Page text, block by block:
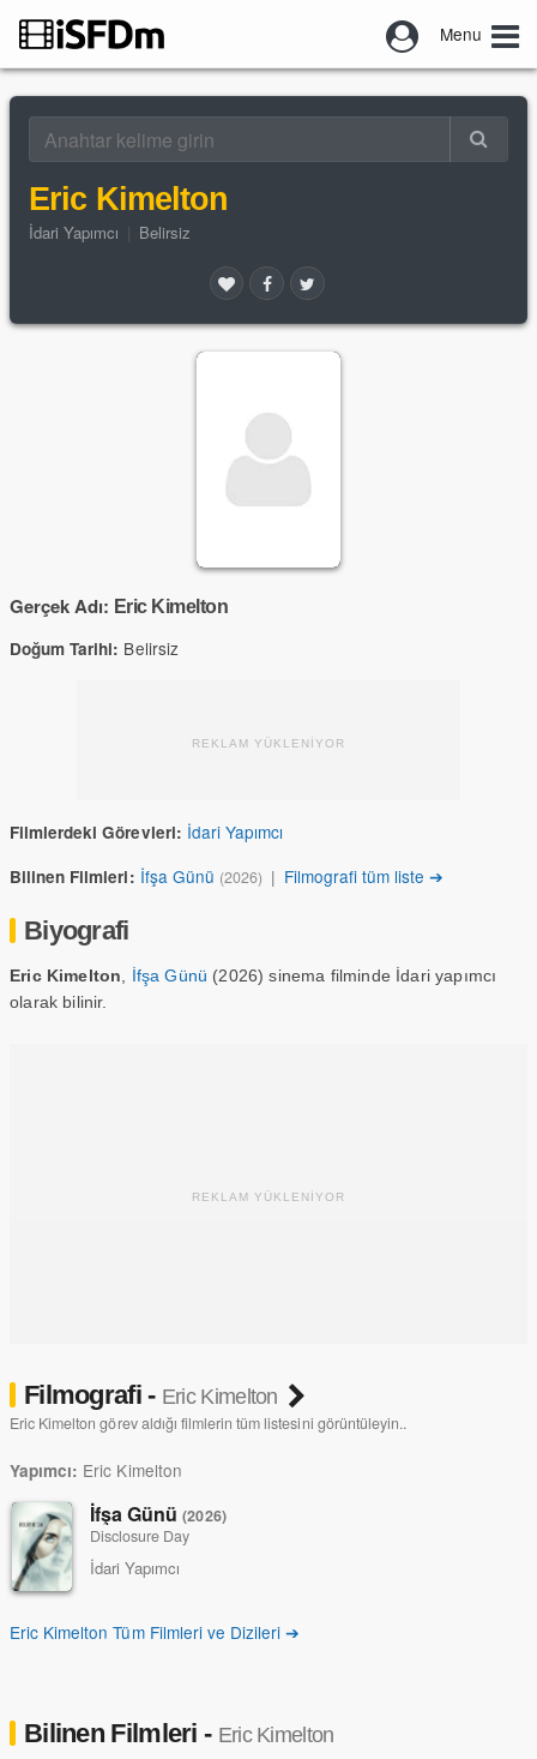
Menu
Eric Kimelton
İdari Yapımcı Belirsiz
Gerçek Adı: Eric Kimelton
Doğum Tarihi: Belirsiz
REKLAM YÜKLENİYOR
Filmlerdeki Görevleri: İdari Yapımcı
Bilinen Filmleri: İfşa Günü (2026) | Filmografi tüm liste ➔
Biyografi
Eric Kimelton İfşa Günü (2026) sinema filminde İdari yapımcı
olarak bilinir.
REKLAM YÜKLENİYOR
Filmografi - Eric Kimelton
Eric Kimelton görev aldığı filmlerin tüm listesini görüntüleyin..
Yapımcı: Eric Kimelton
İfşa Günü(2026)
Disclosure Day
İdari Yapımcı
Eric Kimelton Tüm Filmleri ve Dizileri ➔
Bilinen Filmleri - Eric Kimelton